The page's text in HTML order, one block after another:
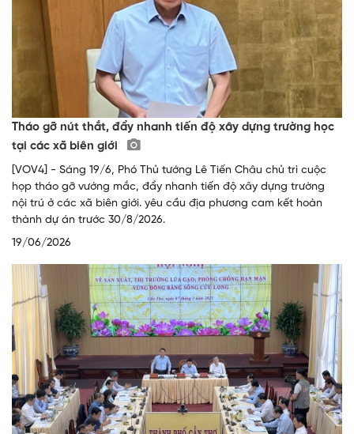
Tháo gỡ nút thắt, đẩy nhanh tiến độ xây dựng trường học
tại các xã biên giới
[VOV4] - Sáng 19/6, Phó Thủ tướng Lê Tiến Châu chủ trì cuộc
họp tháo gỡ vướng mắc, đẩy nhanh tiến độ xây dựng trường
nội trú ở các xã biên giới. yêu cầu địa phương cam kết hoàn
thành dự án trước 30/8/2026.
19/06/2026